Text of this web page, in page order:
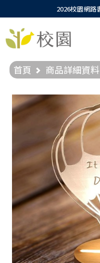
2026校園網路
首頁 商品詳細資料